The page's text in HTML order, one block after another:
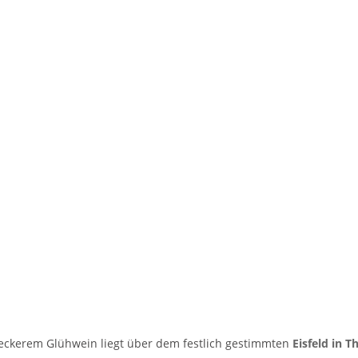
Glühwein liegt über dem festlich gestimmten Eisfeld in